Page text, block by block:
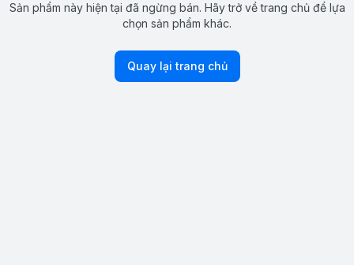
Sản phẩm này hiện tại đã ngừng bán. Hãy trở về trang chủ để lựa
chọn sản phẩm khác.
Quay lại trang chủ